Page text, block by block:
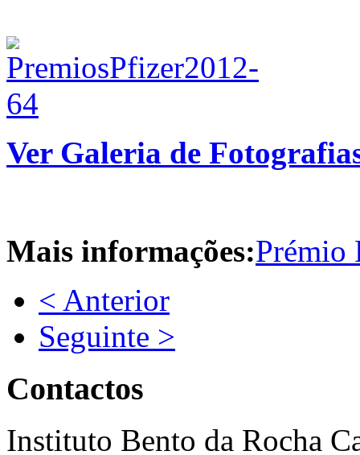
Ver Galeria de
Mais informações:Prémio
< Anterior
Seguinte >
Contactos
Instituto Bento da Rocha